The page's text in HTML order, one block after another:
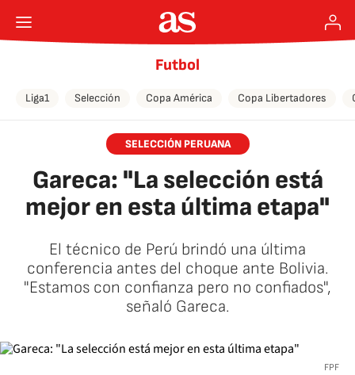
Futbol
Liga1 Selección Copa América Copa Libertadores
SELECCIÓN PERUANA
Gareca: "La selección está
mejor en esta última etapa"
El técnico de Perú brindó una última
conferencia antes del choque ante Bolivia.
"Estamos con confianza pero no confiados",
señaló Gareca.
FPF